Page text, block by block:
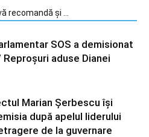
recomandă și ...
SOS a demisionat
Reproșuri aduse Dianei
Marian Șerbescu își
după apelul liderului
de la guvernare